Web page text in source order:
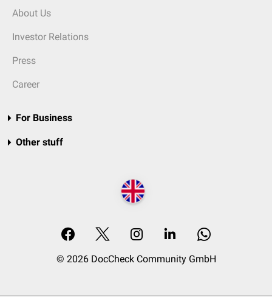
About Us
Investor Relations
Press
Career
For Business
Other stuff
© 2026 DocCheck Community GmbH